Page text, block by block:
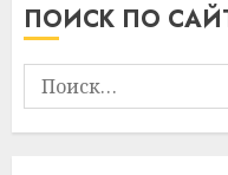
ПОИСК ПО
Найти: